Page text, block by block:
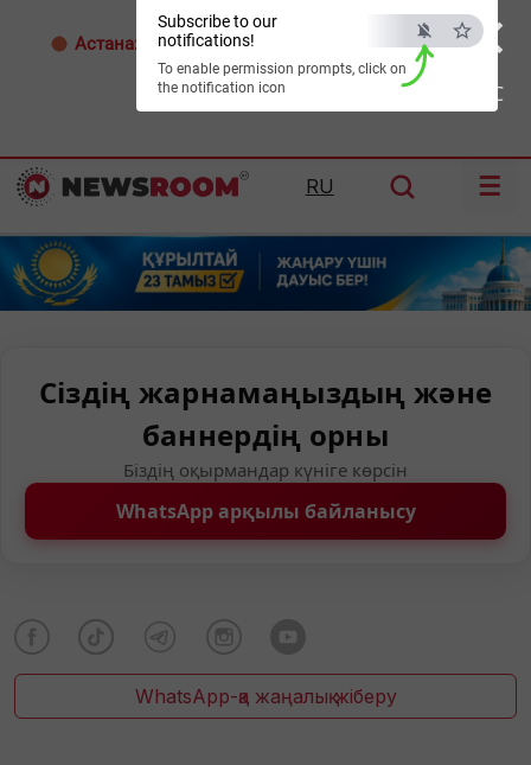
×
ESC
Subscribe to our
notifications!
To enable permission prompts, click on
the notification icon
Астана: 29°C Алматы: Шымкент:35°C
RU ☰
Сіздің жарнамаңыздың және
баннердің орны
Біздің оқырмандар күніге көрсін
WhatsApp арқылы байланысу
WhatsApp-қа жаңалық жіберу